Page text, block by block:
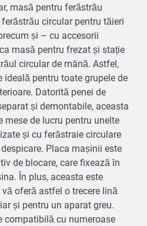
masă pentru ferăstrău
circular pentru tăieri
și – cu accesorii
masă pentru frezat și stație
circular de mână. Astfel,
ideală pentru toate grupele de
Datorită penei de
și demontabile, aceasta
mese de lucru pentru unelte
și cu ferăstraie circulare
Placa mașinii este
de blocare, care fixează în
În plus, aceasta este
oferă astfel o trecere lină
și pentru un aparat greu.
compatibilă cu numeroase